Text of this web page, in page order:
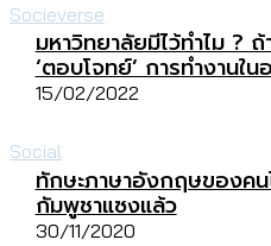
Socieverse
มหาวิทยาลัยมีไว้ทำไม ?
‘ตอบโจทย์’ การทำงานใน
15/02/2022
Social
ทักษะภาษาอังกฤษของค
กัมพูชาแซงแล้ว
30/11/2020